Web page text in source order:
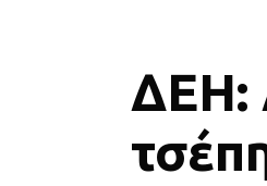
ΔΕΗ: